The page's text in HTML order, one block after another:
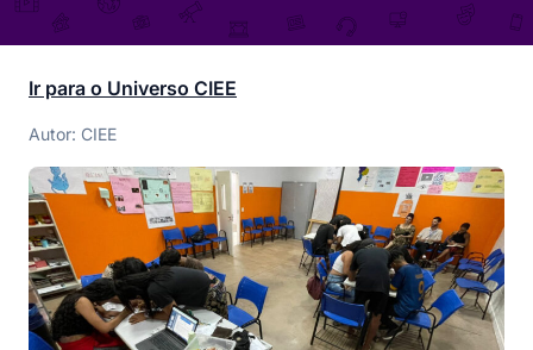
Ir para o Universo CIEE
Autor: CIEE